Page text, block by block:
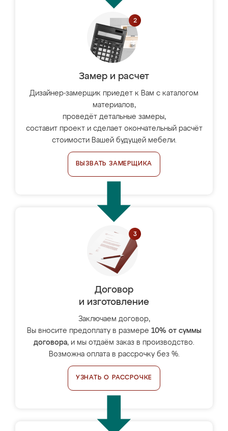
Замер и расчет
Дизайнер-замерщик приедет к Вам с каталогом
материалов,
проведёт детальные замеры,
составит проект и сделает окончательный расчёт
стоимости Вашей будущей мебели.
ВЫЗВАТЬ ЗАМЕРЩИКА
Договор
и изготовление
Заключаем договор,
Вы вносите предоплату в размере 10% от суммы
договора, и мы отдаём заказ в производство.
Возможна оплата в рассрочку без %.
УЗНАТЬ О РАССРОЧКЕ